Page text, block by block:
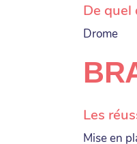
De quel
Drome
Les
Mise en